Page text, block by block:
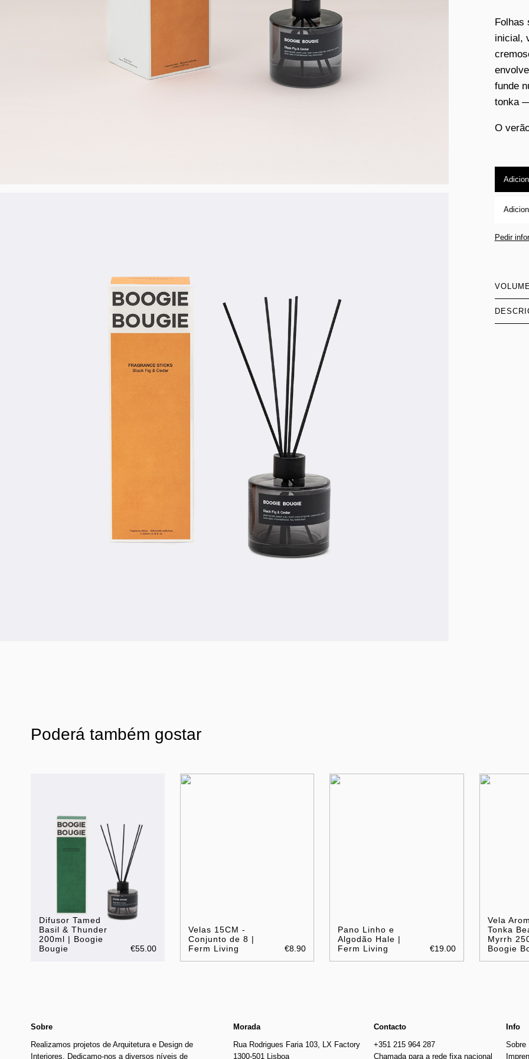
Folhas
inicial,
funde
tonka
O
Pedir
VOLUME
Poderá também gostar
Difusor Tamed
Basil & Thunder
200ml | Boogie
Bougie
€55.00
Velas 15CM -
Conjunto de 8 |
Ferm Living
€8.90
Pano Linho e
Algodão Hale |
Ferm Living
€19.00
Vela
Tonka
Myrrh
Boogie
Sobre
Realizamos projetos de Arquitetura e Design de
Interiores. Dedicamo-nos a diversos níveis de
Morada
Rua Rodrigues Faria 103, LX Factory
1300-501 Lisboa
Contacto
+351 215 964 287
Chamada para a rede fixa nacional
Info
Sobre